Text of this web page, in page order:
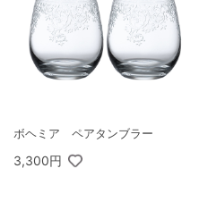
ボヘミア ペアタンブラー
3,300円